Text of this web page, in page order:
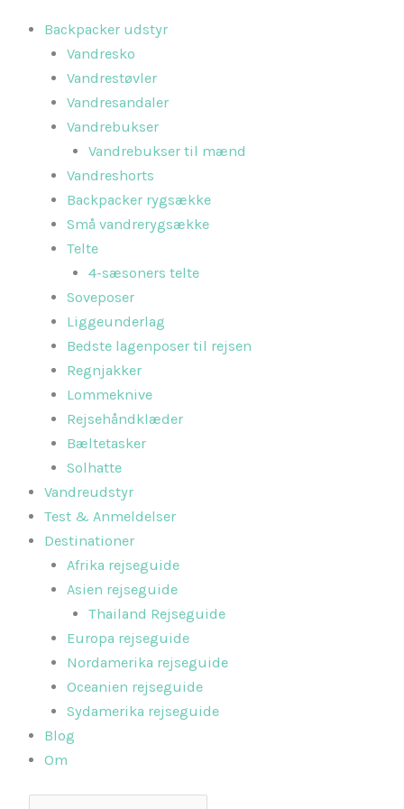
Backpacker udstyr
Vandresko
Vandrestøvler
Vandresandaler
Vandrebukser
Vandrebukser til mænd
Vandreshorts
Backpacker rygsække
Små vandrerygsække
Telte
4-sæsoners telte
Soveposer
Liggeunderlag
Bedste lagenposer til rejsen
Regnjakker
Lommeknive
Rejsehåndklæder
Bæltetasker
Solhatte
Vandreudstyr
Test & Anmeldelser
Destinationer
Afrika rejseguide
Asien rejseguide
Thailand Rejseguide
Europa rejseguide
Nordamerika rejseguide
Oceanien rejseguide
Sydamerika rejseguide
Blog
Om